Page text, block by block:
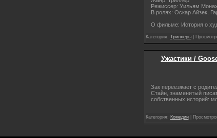
Режиссер: Уильям
В ролях: Оскар Айзек,
О фильме: История о
Категория: Триллеры|
Ужастики /
Зак переезжает с
Стайн, знаменитый
собственных историй:
Категория: Комедии|